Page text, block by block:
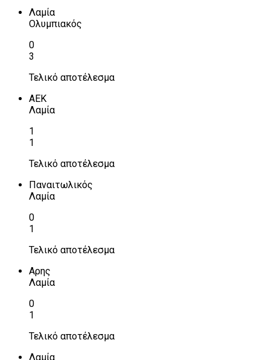
Λαμία
Ολυμπιακός
0
3
Τελικό αποτέλεσμα
ΑΕΚ
Λαμία
1
1
Τελικό αποτέλεσμα
Παναιτωλικός
Λαμία
0
1
Τελικό αποτέλεσμα
Αρης
Λαμία
0
1
Τελικό αποτέλεσμα
Λαμία